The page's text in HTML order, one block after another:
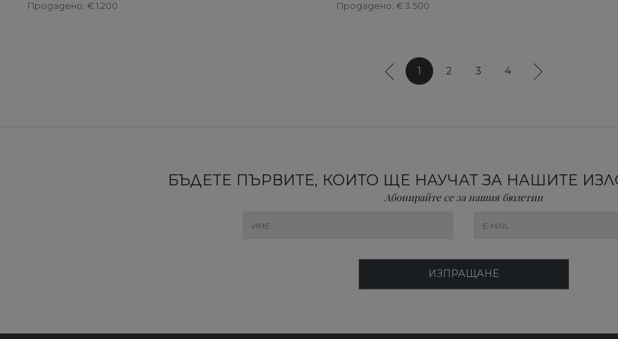
Продадено: € 1.200
Продадено: € 3.500
1 2 3 4
БЪДЕТЕ ПЪРВИТЕ, КОИТО ЩЕ НАУЧАТ ЗА НАШИТЕ
Абонирайте се за нашия бюлетин
ИЗПРАЩАНЕ